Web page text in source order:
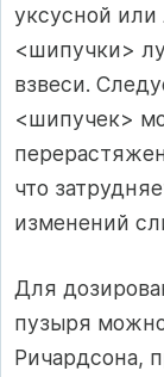
уксусной
<шипучки>
взвеси.
<шипучек>
что
изменений
Для
пузыря
Ричардсона,